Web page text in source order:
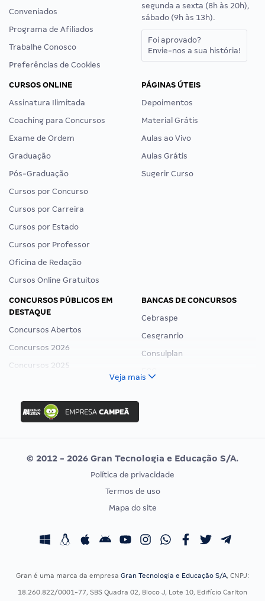
Conveniados
Programa de Afiliados
Trabalhe Conosco
Preferências de Cookies
segunda a sexta (8h às 20h),
sábado (9h às 13h).
Foi aprovado?
Envie-nos a sua história!
CURSOS ONLINE
Assinatura Ilimitada
Coaching para Concursos
Exame de Ordem
Graduação
Pós-Graduação
Cursos por Concurso
Cursos por Carreira
Cursos por Estado
Cursos por Professor
Oficina de Redação
Cursos Online Gratuitos
PÁGINAS ÚTEIS
Depoimentos
Material Grátis
Aulas ao Vivo
Aulas Grátis
Sugerir Curso
CONCURSOS PÚBLICOS EM
DESTAQUE
Concursos Abertos
Concursos 2026
Concursos 2025
Concurso Nacional Unificado
Concurso Ibama
Concurso MPU
Editais publicados
BANCAS DE CONCURSOS
Cebraspe
Cesgranrio
Consulplan
Vunesp
CONCURSOS POR PROFISSÃO
Concursos Fiscais
EXAME DE ORDEM
Calendário OAB
Veja mais
© 2012 - 2026 Gran Tecnologia e Educação S/A.
Política de privacidade
Termos de uso
Mapa do site
Gran é uma marca da empresa Gran Tecnologia e Educação S/A, CNPJ:
18.260.822/0001-77, SBS Quadra 02, Bloco J, Lote 10, Edifício Carlton